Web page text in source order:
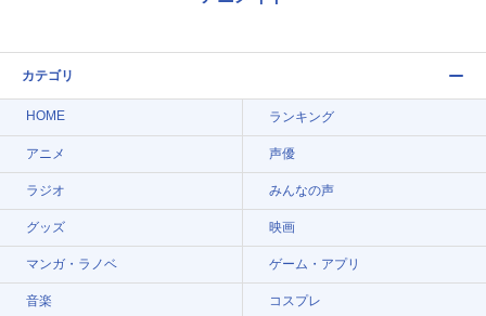
カテゴリ
HOME ランキング
アニメ 声優
ラジオ みんなの声
グッズ 映画
マンガ・ラノベ ゲーム・アプリ
音楽 コスプレ